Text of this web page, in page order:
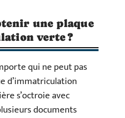
une plaque
verte ?
qui ne peut pas
d’immatriculation
s’octroie avec
documents